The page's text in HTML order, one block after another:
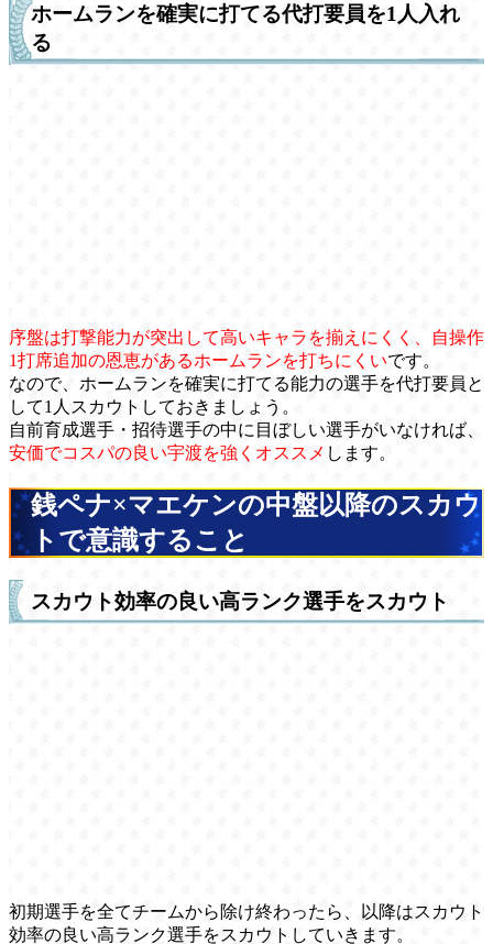
ホームランを確実に打てる代打要員を1人入れ
る
序盤は打撃能力が突出して高いキャラを揃えにくく、自操作
1打席追加の恩恵があるホームランを打ちにくいです。
なので、ホームランを確実に打てる能力の選手を代打要員と
して1人スカウトしておきましょう。
自前育成選手・招待選手の中に目ぼしい選手がいなければ、
安価でコスパの良い宇渡を強くオススメ します。
銭ペナ×マエケンの中盤以降のスカウ
トで意識すること
スカウト効率の良い高ランク選手をスカウト
初期選手を全てチームから除け終わったら、以降はスカウト
効率の良い高ランク選手をスカウトしていきます。